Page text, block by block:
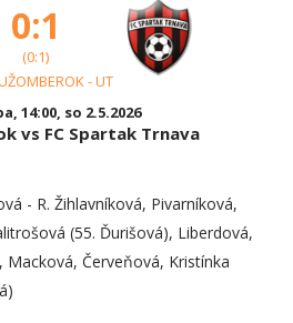
0:1
(0:1)
- UT
14:00, so 2.5.2026
vs FC Spartak Trnava
- R. Žihlavníková, Pivarníková,
(55. Ďurišová), Liberdová,
Macková, Červeňová, Kristínka